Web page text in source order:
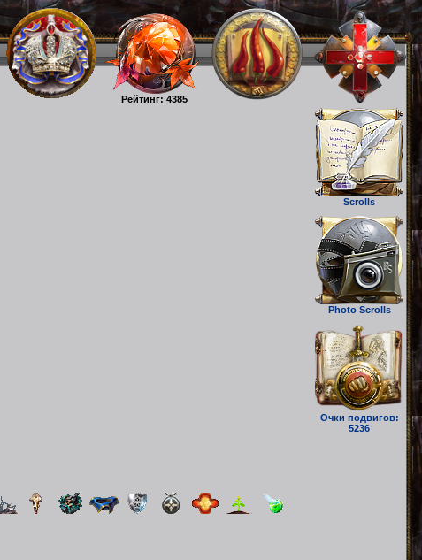
Рейтинг: 4385
Scrolls
Photo Scrolls
Очки подвигов:
5236